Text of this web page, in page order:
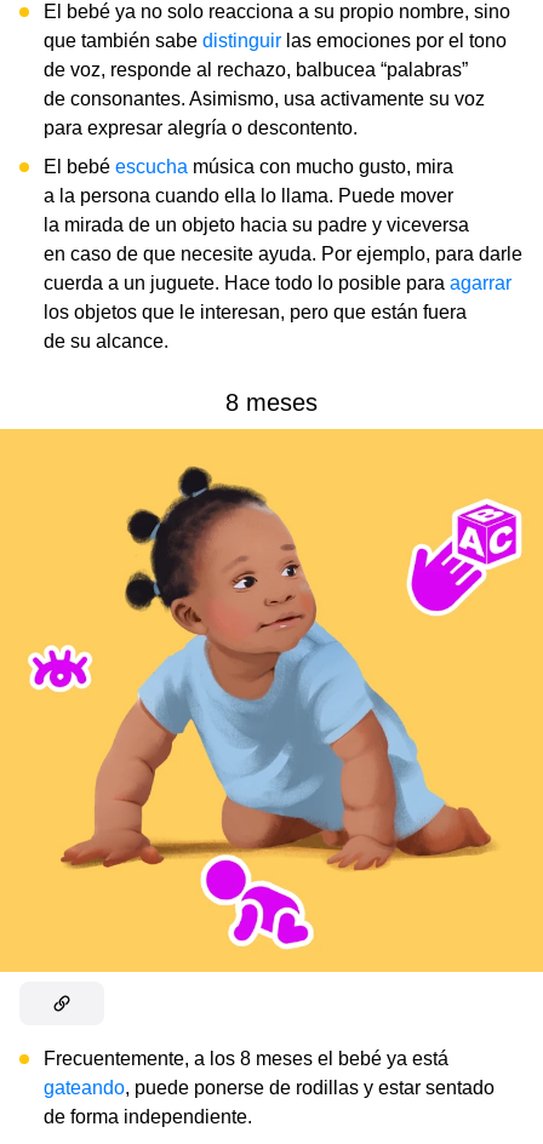
El bebé ya no solo reacciona a su propio nombre, sino
que también sabe distinguir las emociones por el tono
de voz, responde al rechazo, balbucea “palabras”
de consonantes. Asimismo, usa activamente su voz
para expresar alegría o descontento.
El bebé escucha música con mucho gusto, mira
a la persona cuando ella lo llama. Puede mover
la mirada de un objeto hacia su padre y viceversa
en caso de que necesite ayuda. Por ejemplo, para darle
cuerda a un juguete. Hace todo lo posible para agarrar
los objetos que le interesan, pero que están fuera
de su alcance.
8 meses
Frecuentemente, a los 8 meses el bebé ya está
gateando, puede ponerse de rodillas y estar sentado
de forma independiente.